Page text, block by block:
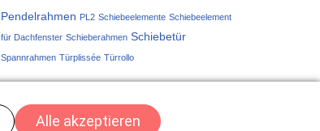
Pendelrahmen PL2 Schiebeelemente Schiebeelement
für Dachfenster Schieberahmen Schiebetür
Spannrahmen Türplissée Türrollo